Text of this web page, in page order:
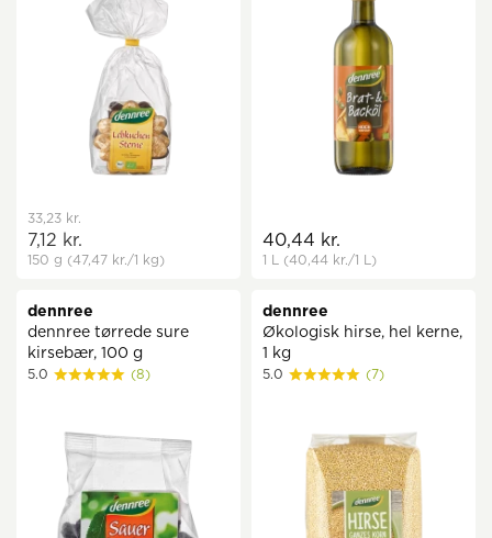
33,23 kr.
7,12 kr.
150 g (47,47 kr./1 kg)
40,44 kr.
1 L (40,44 kr./1 L)
dennree
dennree tørrede sure
kirsebær, 100 g
5.0 (8)
dennree
Økologisk hirse, hel kerne,
1 kg
5.0 (7)